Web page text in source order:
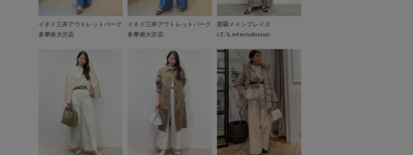
イネド三井アウトレットパーク
多摩南大沢店
イネド三井アウトレットパーク
多摩南大沢店
那覇メインプレイス
I.T.'S.international